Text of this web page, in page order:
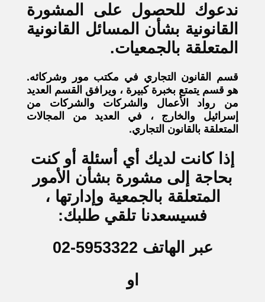
ندعوك للحصول على المشورة
القانونية بشأن المسائل القانونية
المتعلقة بالجمعيات.
قسم القانون التجاري في مكتب مور وشركائه.
هو قسم يتمتع بخبرة كبيرة ، ويرافق القسم العديد
من رواد الأعمال والشركات والشركات من
إسرائيل والخارج ، في العديد من المجالات
المتعلقة بالقانون التجاري.
إذا كانت لديك أي أسئلة أو كنت
بحاجة إلى مشورة بشأن الأمور
المتعلقة بالجمعية وإدارتها ،
فسيسعدنا تلقي طلبك:
عبر الهاتف 5953322-02
او